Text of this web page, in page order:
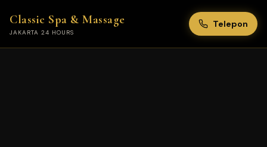
Classic Spa & Massage
JAKARTA 24 HOURS
Telepon